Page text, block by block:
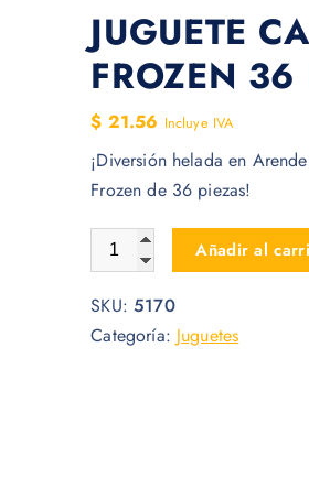
JUGUETE
FROZEN
$ 21.56 Incluye IVA
¡Diversión helada en
Frozen de 36 piezas!
JUGUETE CARRO DE
Añadir al
SKU:5170
Categoría: Juguetes